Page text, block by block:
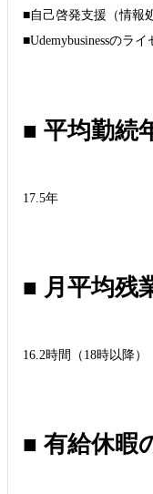
■自己啓発支援（情報
■Udemybusinessのラ
■ 平均勤続
17.5年
■ 月平均残
16.2時間（18時以降）
■ 有給休暇